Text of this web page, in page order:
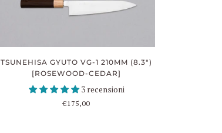
TSUNEHISA GYUTO VG-1 210MM (8.3")
[ROSEWOOD-CEDAR]
3 recensioni
€175,00